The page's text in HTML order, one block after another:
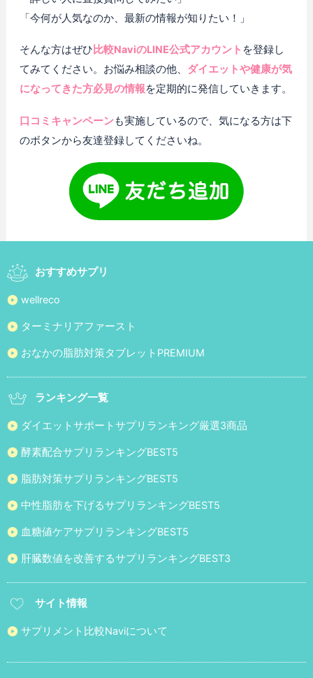
「今何が人気なのか、最新の情報が知りたい！」
そんな方はぜひ 比較NaviのLINE公式アカウント を登録し
てみてください。お悩み相談の他、 ダイエットや健康が気
になってきた方必見の情報を定期的に発信していきます。
口コミキャンペーンも実施しているので、気になる方は下
のボタンから友達登録してくださいね。
おすすめサプリ
wellreco
ターミナリアファースト
おなかの脂肪対策タブレットPREMIUM
ランキング一覧
ダイエットサポートサプリランキング厳選3商品
酵素配合サプリランキングBEST5
脂肪対策サプリランキングBEST5
中性脂肪を下げるサプリランキングBEST5
血糖値ケアサプリランキングBEST5
肝臓数値を改善するサプリランキングBEST3
サイト情報
サプリメント比較Naviについて